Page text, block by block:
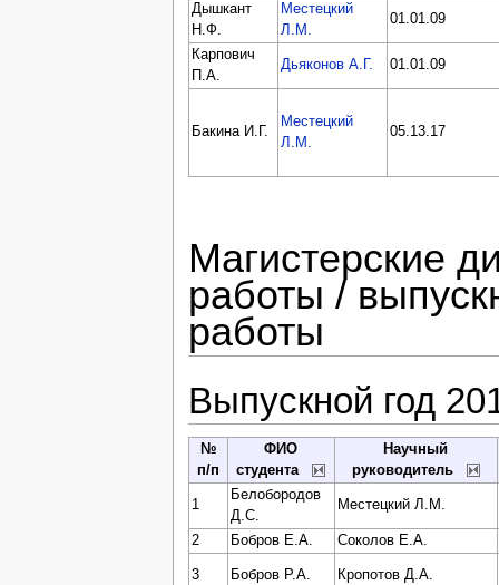
Дышкант
Н.Ф.
Местецкий
Л.М.
01.01.09
Карпович
П.А.
Дьяконов А.Г. 01.01.09
Бакина И.Г.
Местецкий
Л.М.
05.13.17
Магистерские
работы /
работы
Выпускной год
№
п/п
ФИО
студента
Научный
руководитель
1
Белобородов
Д.С.
Местецкий Л.М.
2 Бобров Е.А. Соколов Е.А.
3 Бобров Р.А. Кропотов Д.А.